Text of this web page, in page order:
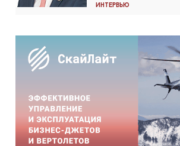
Интервью
Интервью